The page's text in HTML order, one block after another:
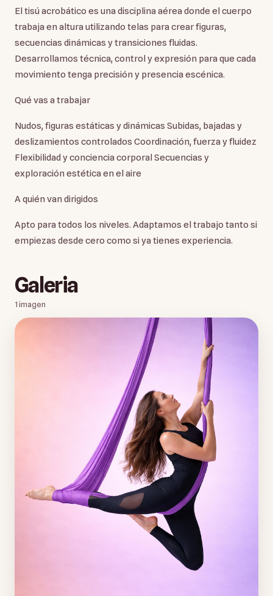
El tisú acrobático es una disciplina aérea donde el cuerpo
trabaja en altura utilizando telas para crear figuras,
secuencias dinámicas y transiciones fluidas.
Desarrollamos técnica, control y expresión para que cada
movimiento tenga precisión y presencia escénica.
Qué vas a trabajar
Nudos, figuras estáticas y dinámicas Subidas, bajadas y
deslizamientos controlados Coordinación, fuerza y fluidez
Flexibilidad y conciencia corporal Secuencias y
exploración estética en el aire
A quién van dirigidos
Apto para todos los niveles. Adaptamos el trabajo tanto si
empiezas desde cero como si ya tienes experiencia.
Galeria
1imagen